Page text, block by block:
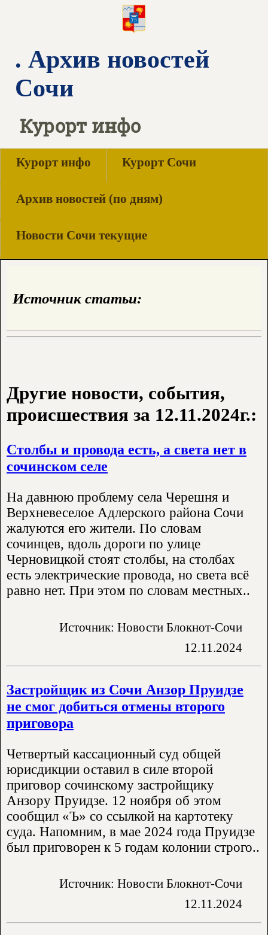
. Архив новостей
Сочи
Курорт инфо
Курорт инфо Курорт Сочи
Архив новостей (по дням)
Новости Сочи текущие
Источник статьи:
Другие новости, события,
происшествия за 12.11.2024г.:
Столбы и провода есть, а света нет в
сочинском селе
На давнюю проблему села Черешня и
Верхневеселое Адлерского района Сочи
жалуются его жители. По словам
сочинцев, вдоль дороги по улице
Черновицкой стоят столбы, на столбах
есть электрические провода, но света всё
равно нет. При этом по словам местных..
Источник: Новости Блокнот-Сочи
12.11.2024
Застройщик из Сочи Анзор Пруидзе
не смог добиться отмены второго
приговора
Четвертый кассационный суд общей
юрисдикции оставил в силе второй
приговор сочинскому застройщику
Анзору Пруидзе. 12 ноября об этом
сообщил «Ъ» со ссылкой на картотеку
суда. Напомним, в мае 2024 года Пруидзе
был приговорен к 5 годам колонии строго..
Источник: Новости Блокнот-Сочи
12.11.2024